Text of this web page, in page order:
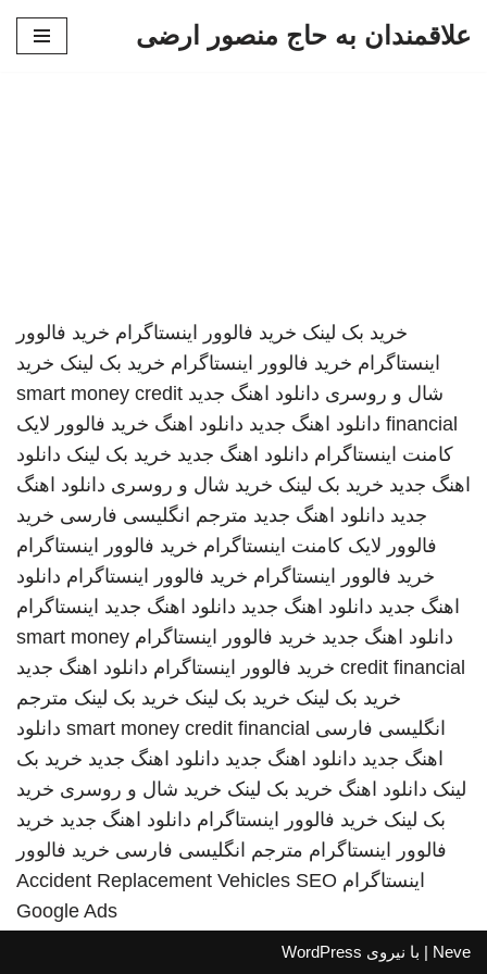
علاقمندان به حاج منصور ارضی
خرید بک لینک خرید فالوور اینستاگرام خرید فالوور
اینستاگرام خرید فالوور اینستاگرام خرید بک لینک خرید
شال و روسری دانلود اهنگ جدید smart money credit
financial دانلود اهنگ جدید دانلود اهنگ خرید فالوور لایک
کامنت اینستاگرام دانلود اهنگ جدید خرید بک لینک دانلود
اهنگ جدید خرید بک لینک خرید شال و روسری دانلود اهنگ
جدید دانلود اهنگ جدید مترجم انگلیسی فارسی خرید
فالوور لایک کامنت اینستاگرام خرید فالوور اینستاگرام
خرید فالوور اینستاگرام خرید فالوور اینستاگرام دانلود
اهنگ جدید دانلود اهنگ جدید دانلود اهنگ جدید اینستاگرام
دانلود اهنگ جدید خرید فالوور اینستاگرام smart money
credit financial خرید فالوور اینستاگرام دانلود اهنگ جدید
خرید بک لینک خرید بک لینک خرید بک لینک مترجم
انگلیسی فارسی smart money credit financial دانلود
اهنگ جدید دانلود اهنگ جدید دانلود اهنگ جدید خرید بک
لینک دانلود اهنگ خرید بک لینک خرید شال و روسری خرید
بک لینک خرید فالوور اینستاگرام دانلود اهنگ جدید خرید
فالوور اینستاگرام مترجم انگلیسی فارسی خرید فالوور
اینستاگرام
Accident Replacement Vehicles SEO
Google Ads
Neve | با نیروی WordPress